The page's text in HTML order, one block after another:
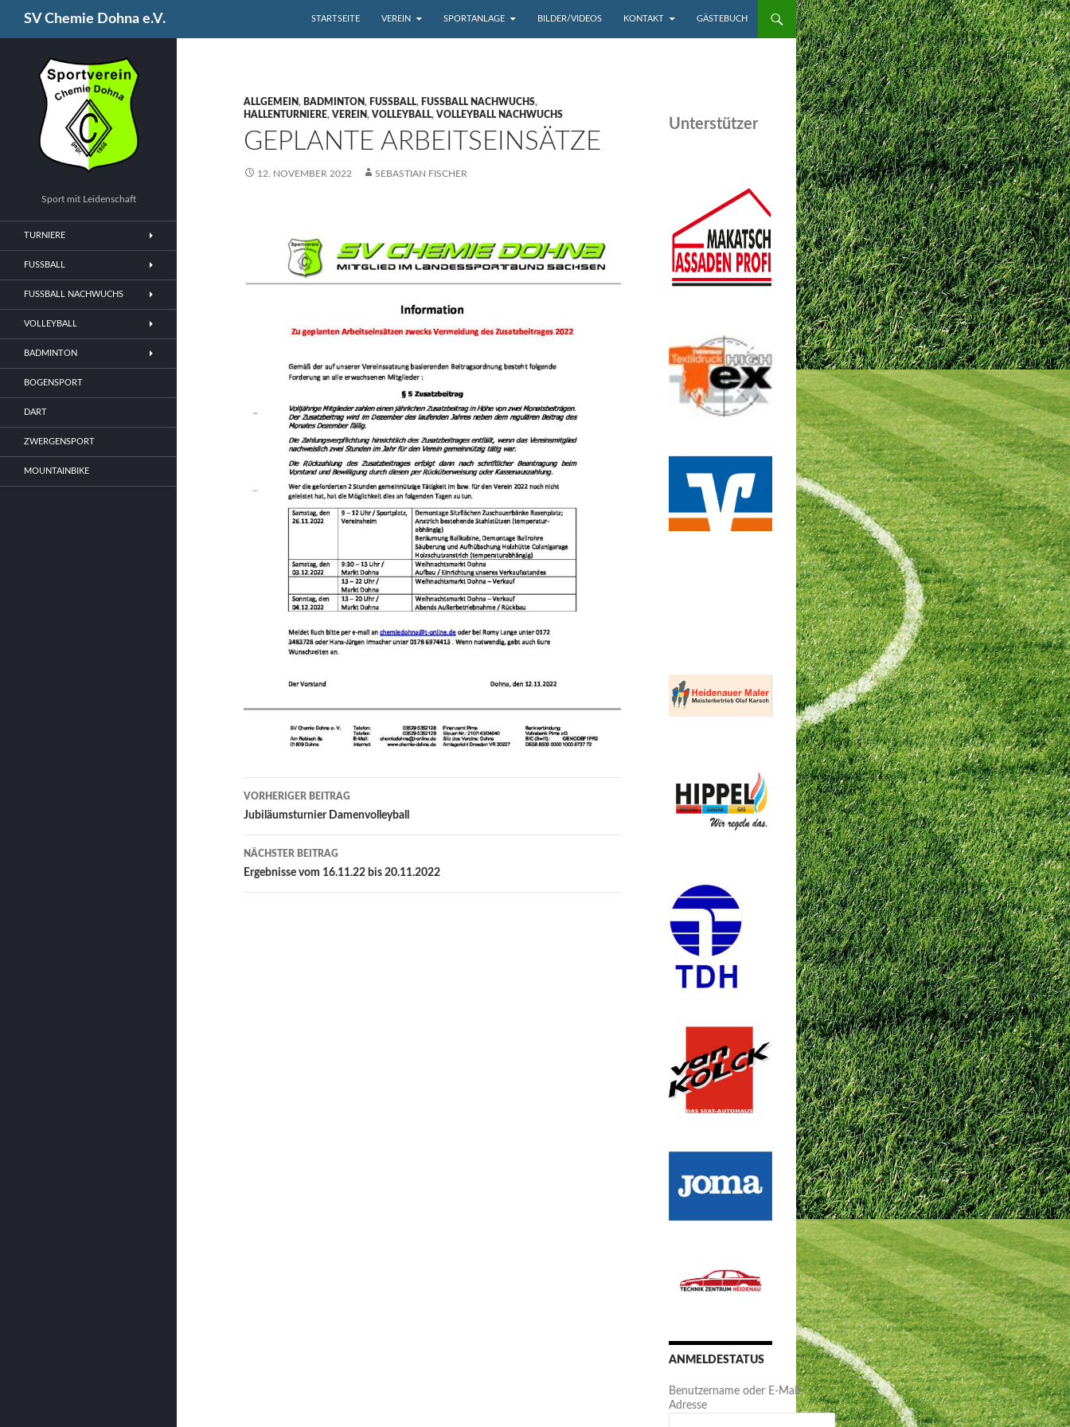
SV Chemie Dohna e.V.
STARTSEITE
VEREIN SPORTANLAGE BILDER/VIDEOS KONTAKT GÄSTEBUCH
ALLGEMEIN, BADMINTON, FUSSBALL , FUSSBALL NACHWUCHS
,
HALLENTURNIERE, VEREIN, VOLLEYBALL, VOLLEYBALL NACHWUCHS
GEPLANTE ARBEITSEINSÄTZE
12. NOVEMBER 2022 SEBASTIAN FISCHER
Beitrags-
Navigation
VORHERIGER BEITRAG
Jubiläumsturnier Damenvolleyball
NÄCHSTER BEITRAG
Ergebnisse vom 16.11.22 bis 20.11.2022
Unterstützer
ANMELDESTATUS
Benutzername oder E-Mail-
Adresse
Sport mit Leidenschaft
TURNIERE
FUSSBALL
FUSSBALL NACHWUCHS
VOLLEYBALL
BADMINTON
BOGENSPORT
DART
ZWERGENSPORT
MOUNTAINBIKE